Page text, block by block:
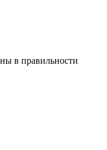
в правильности